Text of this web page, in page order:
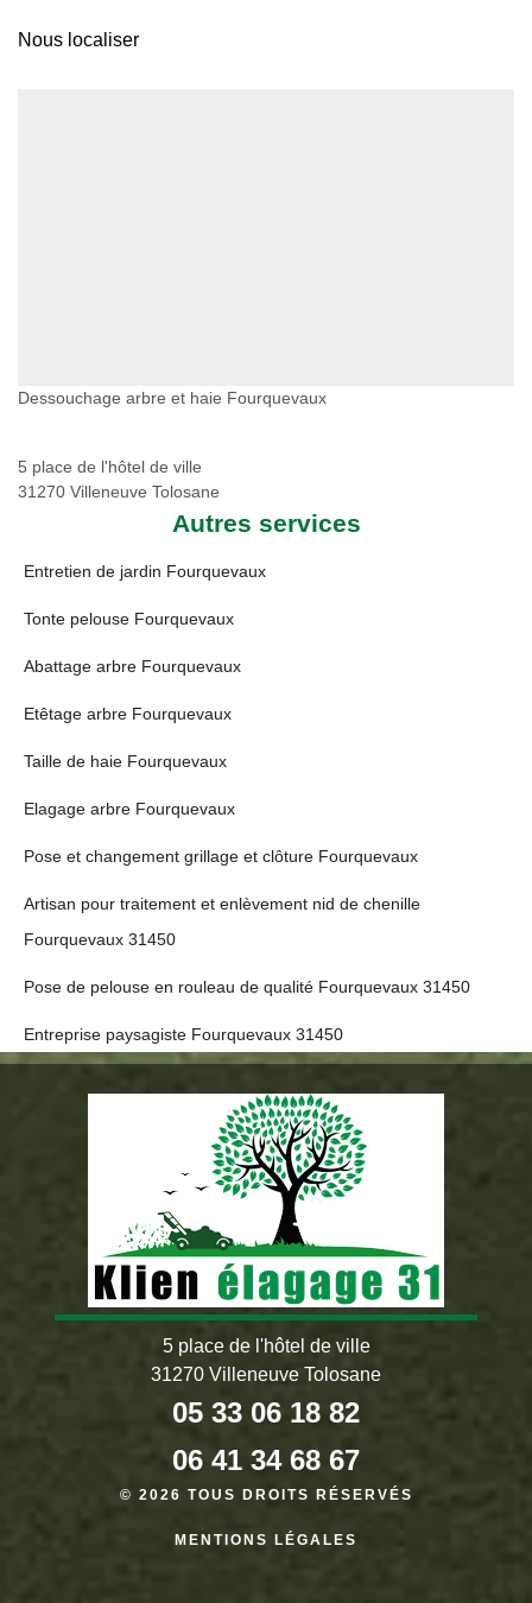
Nous localiser
Dessouchage arbre et haie Fourquevaux
5 place de l'hôtel de ville
31270 Villeneuve Tolosane
Autres services
Entretien de jardin Fourquevaux
Tonte pelouse Fourquevaux
Abattage arbre Fourquevaux
Etêtage arbre Fourquevaux
Taille de haie Fourquevaux
Elagage arbre Fourquevaux
Pose et changement grillage et clôture Fourquevaux
Artisan pour traitement et enlèvement nid de chenille
Fourquevaux 31450
Pose de pelouse en rouleau de qualité Fourquevaux 31450
Entreprise paysagiste Fourquevaux 31450
5 place de l'hôtel de ville
31270 Villeneuve Tolosane
05 33 06 18 82
06 41 34 68 67
© 2026 TOUS DROITS RÉSERVÉS
MENTIONS LÉGALES